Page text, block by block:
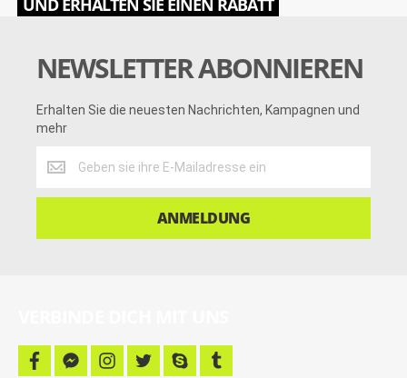
UND ERHALTEN SIE EINEN RABATT
NEWSLETTER ABONNIEREN
Erhalten Sie die neuesten Nachrichten, Kampagnen und
mehr
Sie
ANMELDUNG
f f i t s t